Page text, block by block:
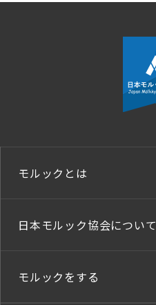
モルックとは
日本モルック協会について
モルックをする